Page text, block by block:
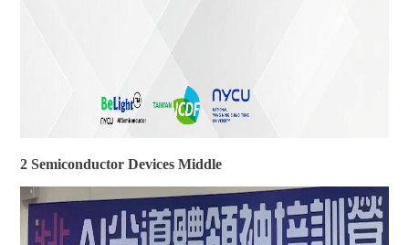
2 Semiconductor Devices Middle